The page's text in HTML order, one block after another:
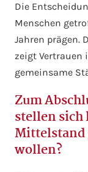
Die
Menschen
Jahren prägen.
zeigt Vertrauen
gemeinsame
Zum
stellen sich
Mittelstand
wollen?